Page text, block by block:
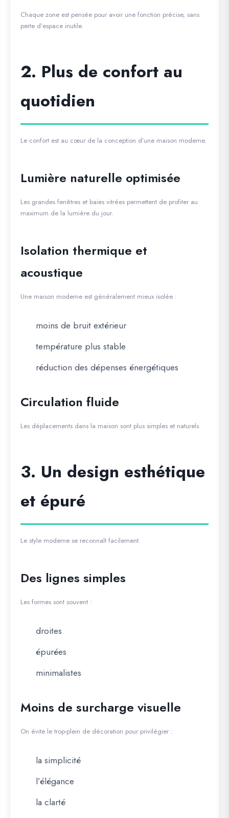
Chaque zone est pensée pour avoir une fonction précise, sans
perte d’espace inutile.
2. Plus de confort au
quotidien
Le confort est au cœur de la conception d’une maison moderne.
Lumière naturelle optimisée
Les grandes fenêtres et baies vitrées permettent de profiter au
maximum de la lumière du jour.
Isolation thermique et
acoustique
Une maison moderne est généralement mieux isolée :
moins de bruit extérieur
température plus stable
réduction des dépenses énergétiques
Circulation fluide
Les déplacements dans la maison sont plus simples et naturels.
3. Un design esthétique
et épuré
Le style moderne se reconnaît facilement.
Des lignes simples
Les formes sont souvent :
droites
épurées
minimalistes
Moins de surcharge visuelle
On évite le trop-plein de décoration pour privilégier :
la simplicité
l’élégance
la clarté